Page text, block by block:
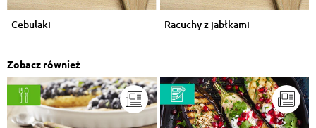
Cebulaki Racuchy z jabłkami
Zobacz również